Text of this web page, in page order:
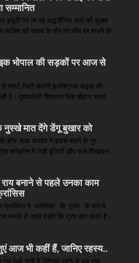
सम्‍मानित
ड्यूटी पर जा रहे अद्धसैनिक बलों की सुरक्षा
व्यक्ति को कवच के तौर पर जीप पर बांधने के
भोपाल की सड़कों पर आज से
से स्मार्ट सिटी कंपनी इलेक्ट्रिक बाइक की
है। मुख्यमंत्री शिवराज सिंह चौहान स्मार्ट
नुस्खे मात देंगे डेंगू बुखार को
बीच बाबा रामदेव ने इससे बचने के गुर
कांफ्रेंस में जड़ी बूटियों और फल दिखाकर
बनाने से पहले उनका काम
फ्रांसिस ने अमेरिका के ट्रंप के बारे में
बनाने से पहले देखेंगे कि ट्रंप क्या करते हैं।
आज भी कहीं हैं, जानिए रहस्य..
एक ऐसी जड़ी है जिसको खाने से जब तक